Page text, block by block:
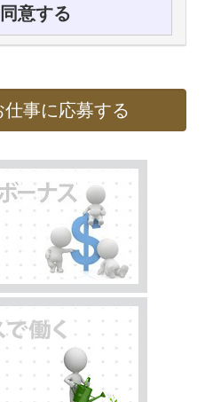
同意する